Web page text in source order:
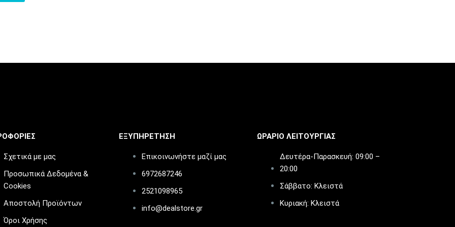
Σχετικά με μας
Προσωπικά Δεδομένα &
Cookies
Αποστολή Προϊόντων
Όροι Χρήσης
ΕΞΥΠΗΡΕΤΗΣΗ
Επικοινωνήστε μαζί μας
6972687246
2521098965
info@dealstore.gr
ΩΡΑΡΙΟ ΛΕΙΤΟΥΡΓΙΑΣ​
Δευτέρα-Παρασκευή: 09:00 –
20:00
Σάββατο: Κλειστά
Κυριακή: Κλειστά